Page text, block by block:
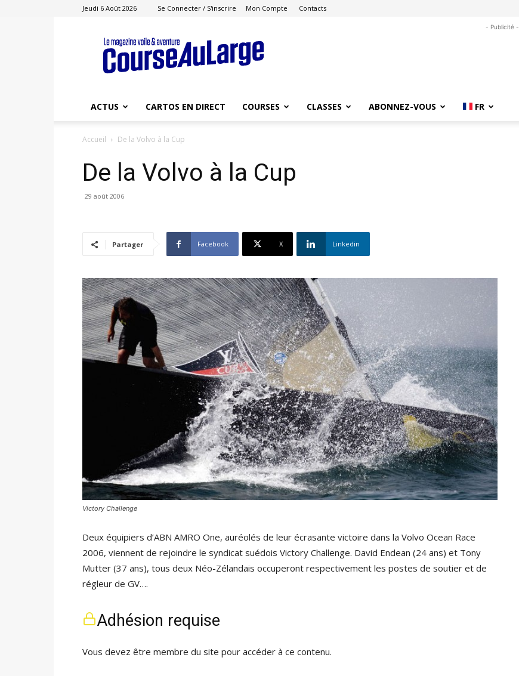
Jeudi 6 Août 2026 Se Connecter / S'inscrire Mon Compte Contacts
Course
au
Large
- Publicité -
ACTUS CARTOS EN DIRECT COURSES CLASSES ABONNEZ-VOUS FR
Accueil De la Volvo à la Cup
De la Volvo à la Cup
29 août 2006
Partager Facebook X Linkedin
Victory Challenge
Deux équipiers d’ABN AMRO One, auréolés de leur écrasante victoire dans la Volvo Ocean Race
2006, viennent de rejoindre le syndicat suédois Victory Challenge. David Endean (24 ans) et Tony
Mutter (37 ans), tous deux Néo-Zélandais occuperont respectivement les postes de soutier et de
régleur de GV….
Adhésion requise
Vous devez être membre du site pour accéder à ce contenu.